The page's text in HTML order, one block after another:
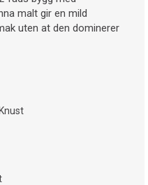
malt gir en mild
uten at den dominerer
Knust